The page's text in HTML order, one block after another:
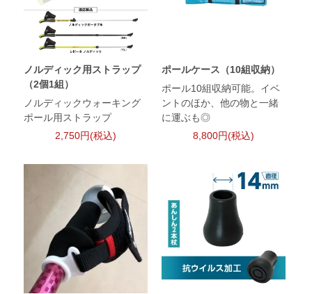
ノルディック用ストラップ
（2個1組）
ノルディックウォーキング
ポール用ストラップ
2,750円(税込)
ポールケース（10組収納）
ポール10組収納可能。イベ
ントのほか、他の物と一緒
に運ぶも◎
8,800円(税込)